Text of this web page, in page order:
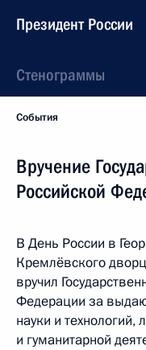
Президент России
Стенограммы
События
Вручение
Российской
В День России в
Кремлёвского
вручил
Федерации за
науки и технологий,
и гуманитарной